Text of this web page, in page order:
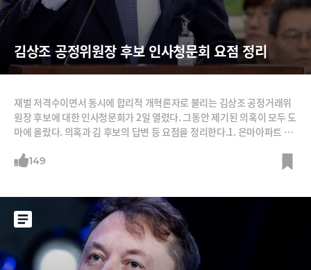
김상조 공정위원장 후보 인사청문회 요점 정리
재벌 저격수이면서 동시에 합리적 개혁론자로 불리는 김상조 공정거래위
원장 후보에 대한 인사청문회가 2일 열렸다. 그동안 제기된 의혹이 모두 도
마에 올랐다. 의혹과 김 후보의 답변 등 요점을 정리한다.1. 은마아파트 위
가면서 목동 현대아파트로 주소지를 옮겼다가 7개월만인 2005년 2월 예
149